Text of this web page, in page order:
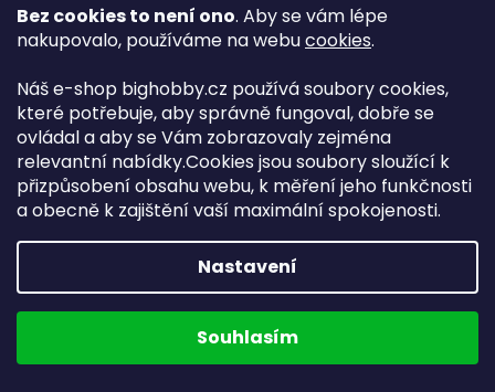
Bez cookies to není ono. Aby se vám lépe
nakupovalo, používáme na webucookies.
Náš e-shop bighobby.cz používá soubory cookies,
které potřebuje, aby správně fungoval, dobře se
ovládal a aby se Vám zobrazovaly zejména
relevantní nabídky.Cookies jsou soubory sloužící k
přizpůsobení obsahu webu, k měření jeho funkčnosti
a obecně k zajištění vaší maximální spokojenosti.
Nastavení
Souhlasím
898 Kč / ks
Opravdu výkonný střídavý
elektromotor AT 2304
1500kv (F3P,3D,4D) T-
Motor pro vaše RC
modely. U nás ho
dostanete s dopravou
zdarma od 2 500 Kč.
Rozměr 28x17,3mm.
898 Kč/ ks
elektromotor AT 2304
2300kv (F3P,3D,4D) T-
Motor pro vaše RC
modely. U nás ho
dostanete s dopravou
zdarma od 2 500 Kč.
Rozměr 28x17,3mm.
Kód:ATT07 Kód:ATT08